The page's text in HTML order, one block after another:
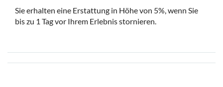
Sie erhalten eine Erstattung in Höhe von 5%, wenn Sie
bis zu 1 Tag vor Ihrem Erlebnis stornieren.